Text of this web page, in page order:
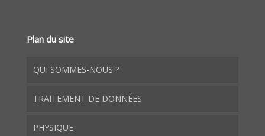
Plan du site
QUI SOMMES-NOUS ?
TRAITEMENT DE DONNÉES
PHYSIQUE